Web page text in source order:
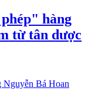
hàng
từ tân dược